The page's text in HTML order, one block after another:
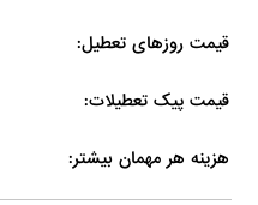
قیمت روزهای تعطیل:
قیمت پیک تعطیلات:
هزینه هر مهمان بیشتر: